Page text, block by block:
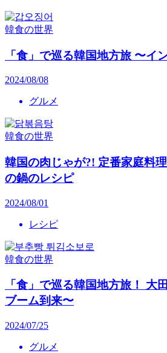
韓食の世界
「食」で巡る韓国地方旅 〜イ
2024/08/08
グルメ
韓食の世界
韓国の肉じゃが?! 定番家庭料
の鍋のレシピ
2024/08/01
レシピ
韓食の世界
「食」で巡る韓国地方旅！ 大
ブーム到来〜
2024/07/25
グルメ